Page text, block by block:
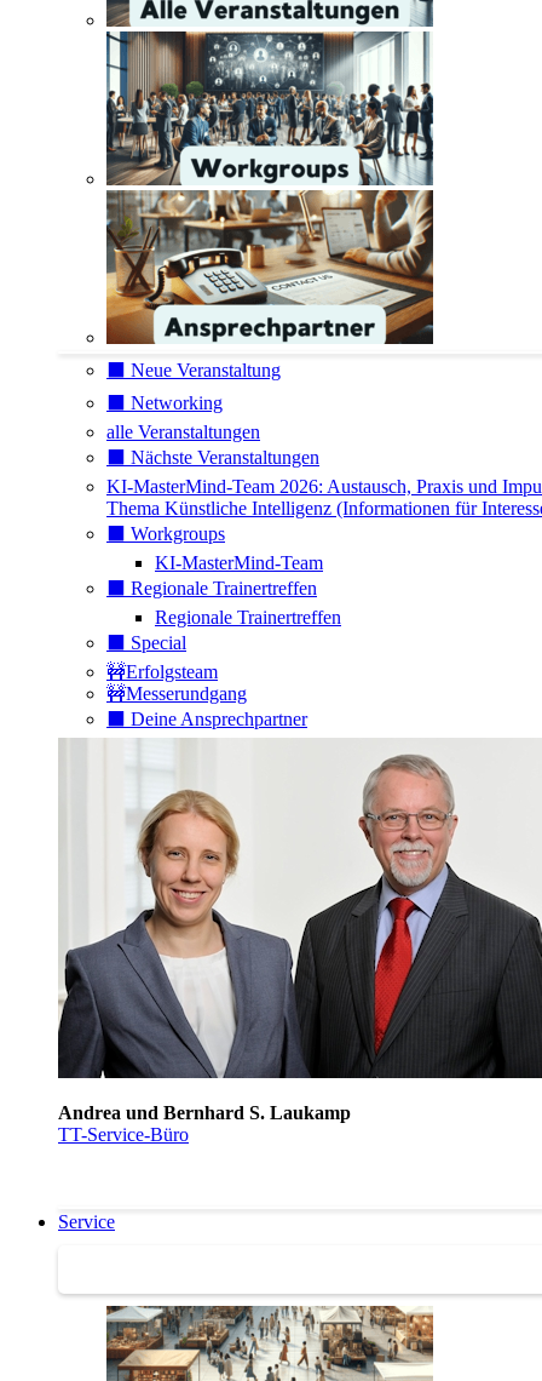
⬛️ Neue Veranstaltung
⬛️ Networking
alle Veranstaltungen
⬛️ Nächste Veranstaltungen
KI-MasterMind-Team 2026: Austausch, Praxis und
Thema Künstliche Intelligenz (Informationen für
⬛️ Workgroups
KI-MasterMind-Team
⬛️ Regionale Trainertreffen
Regionale Trainertreffen
⬛️ Special
🚧Erfolgsteam
🚧Messerundgang
⬛️ Deine Ansprechpartner
Andrea und Bernhard S. Laukamp
TT-Service-Büro
Service